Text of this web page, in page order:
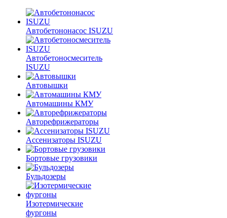
Автобетононасос ISUZU
Автобетоносмеситель
ISUZU
Автовышки
Автомашины КМУ
Авторефрижераторы
Ассенизаторы ISUZU
Бортовые грузовики
Бульдозеры
Изотермические
фургоны